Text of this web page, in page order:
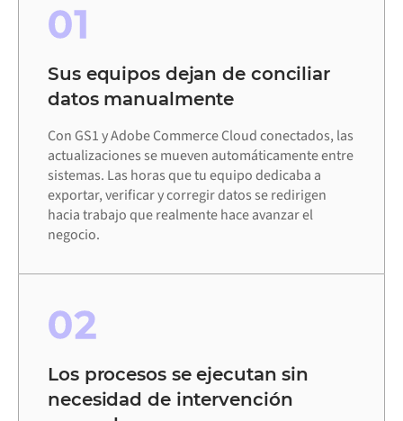
01
Sus equipos dejan de conciliar
datos manualmente
Con GS1 y Adobe Commerce Cloud conectados, las
actualizaciones se mueven automáticamente entre
sistemas. Las horas que tu equipo dedicaba a
exportar, verificar y corregir datos se redirigen
hacia trabajo que realmente hace avanzar el
negocio.
02
Los procesos se ejecutan sin
necesidad de intervención